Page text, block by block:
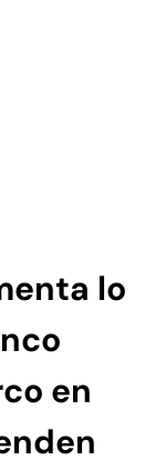
lo
en